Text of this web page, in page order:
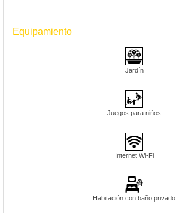
Equipamiento
Jardín
Juegos para niños
Internet Wi-Fi
Habitación con baño privado